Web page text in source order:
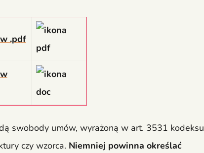
.pdf
swobody umów, wyrażoną w art. 3531 kodeksu
czy wzorca. Niemniej powinna określać